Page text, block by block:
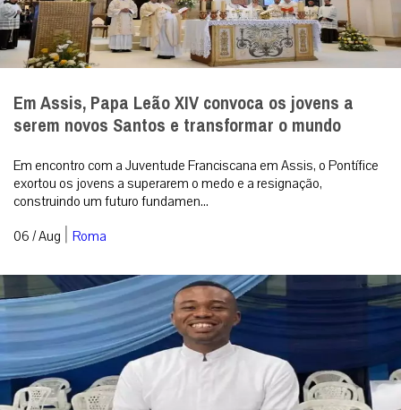
Em Assis, Papa Leão XIV convoca os jovens a
serem novos Santos e transformar o mundo
Em encontro com a Juventude Franciscana em Assis, o Pontífice
exortou os jovens a superarem o medo e a resignação,
construindo um futuro fundamen...
06 / Aug | Roma